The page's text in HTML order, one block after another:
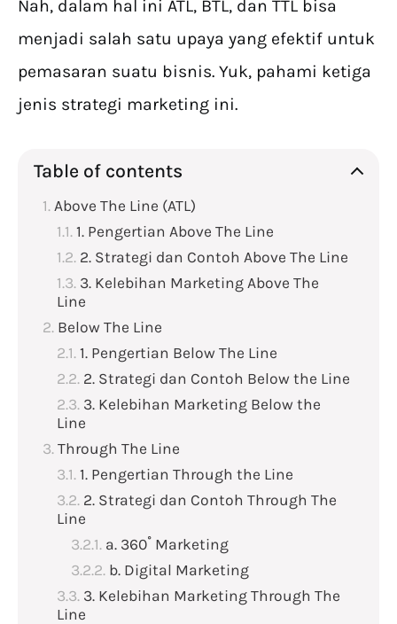
Nah, dalam hal ini ATL, BTL, dan TTL bisa
menjadi salah satu upaya yang efektif untuk
pemasaran suatu bisnis. Yuk, pahami ketiga
jenis strategi marketing ini.
Table of contents
Above The Line (ATL)
1. Pengertian Above The Line
2. Strategi dan Contoh Above The Line
3. Kelebihan Marketing Above The
Line
Below The Line
1. Pengertian Below The Line
2. Strategi dan Contoh Below the Line
3. Kelebihan Marketing Below the
Line
Through The Line
1. Pengertian Through the Line
2. Strategi dan Contoh Through The
Line
a. 360˚ Marketing
b. Digital Marketing
3. Kelebihan Marketing Through The
Line